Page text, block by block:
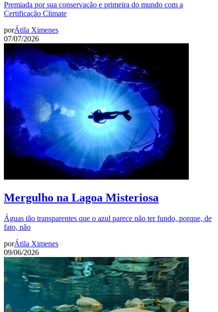
Premiada por sua conservação e primeira do mundo com a
Certificação Climate
porÁtila Ximenes
07/07/2026
Mergulho na Lagoa Misteriosa
Águas tão transparentes que o azul parece não ter fundo, porque, de
fato, não
porÁtila Ximenes
09/06/2026